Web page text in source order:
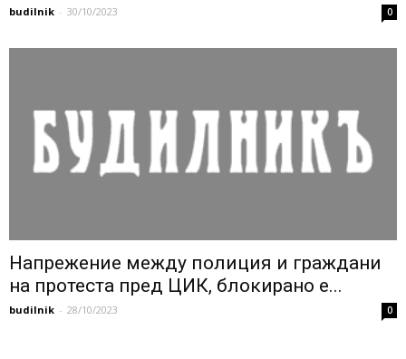
budilnik - 30/10/2023 0
Напрежение между полиция и граждани
на протеста пред ЦИК, блокирано е...
budilnik - 28/10/2023 0